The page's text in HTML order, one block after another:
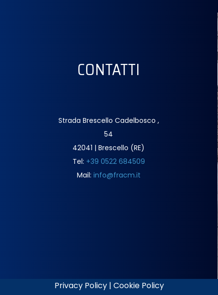
CONTATTI
Strada Brescello Cadelbosco ,
54
42041 | Brescello (RE)
Tel: +39 0522 684509
Mail: info@fracm.it
Privacy Policy| Cookie Policy